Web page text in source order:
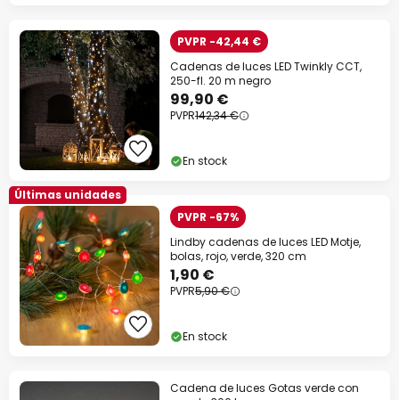
PVPR -42,44 €
Cadenas de luces LED Twinkly CCT,
250-fl. 20 m negro
99,90 €
PVPR142,34 €
En stock
Últimas unidades
PVPR -67%
Lindby cadenas de luces LED Motje,
bolas, rojo, verde, 320 cm
1,90 €
PVPR5,90 €
En stock
Cadena de luces Gotas verde con